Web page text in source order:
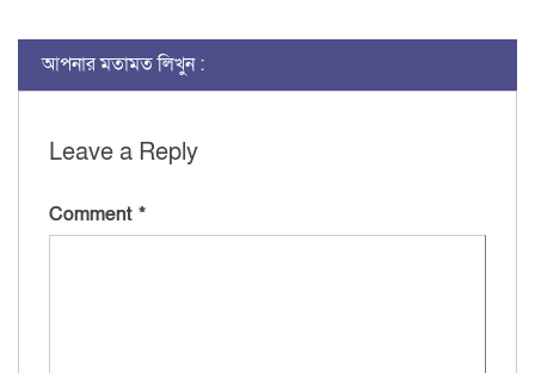
আপনার মতামত লিখুন :
Leave a Reply
Comment *